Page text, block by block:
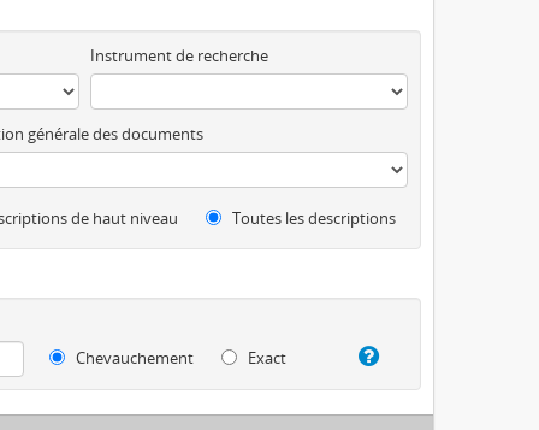
Instrument de recherche
générale des documents
de haut niveau Toutes les descriptions
Chevauchement
Exact